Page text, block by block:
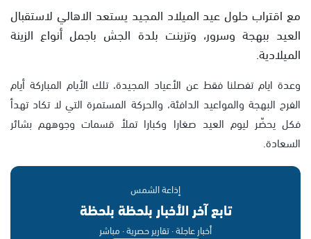
مع اقتراب حلول عيد الميلاد المجيد يستعد الاهالي لاستقبال
العيد ببهجة وسرور، وتزينت بلدة الجش باجمل أنواع الزينة
الميلادية.
وعدة ايام تفصلنا فقط عن الأعياد المجيدة، تلك الأيام المباركة أيام
الفرح البهجة والمواعيد الدافئة، والحركة المستمرة التي لا تكاد تهدأ
فكل يحضّر ليوم العيد صغارا وكبارا تملأ قسمات وجوههم بشائر
السعادة.
إذاعة الشمس
تابع آخر الأخبار بلحظة بلحظة
أخبار عاجلة · تقارير حصرية · مباشر